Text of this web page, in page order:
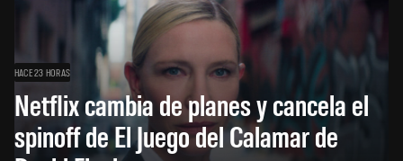
HACE 23 HORAS
Netflix cambia de planes y cancela el
spinoff de El Juego del Calamar de